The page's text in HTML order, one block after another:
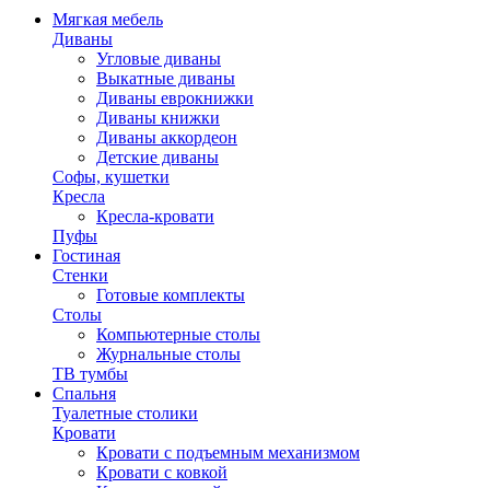
Мягкая мебель
Диваны
Угловые диваны
Выкатные диваны
Диваны еврокнижки
Диваны книжки
Диваны аккордеон
Детские диваны
Софы, кушетки
Кресла
Кресла-кровати
Пуфы
Гостиная
Стенки
Готовые комплекты
Столы
Компьютерные столы
Журнальные столы
ТВ тумбы
Спальня
Туалетные столики
Кровати
Кровати с подъемным механизмом
Кровати с ковкой